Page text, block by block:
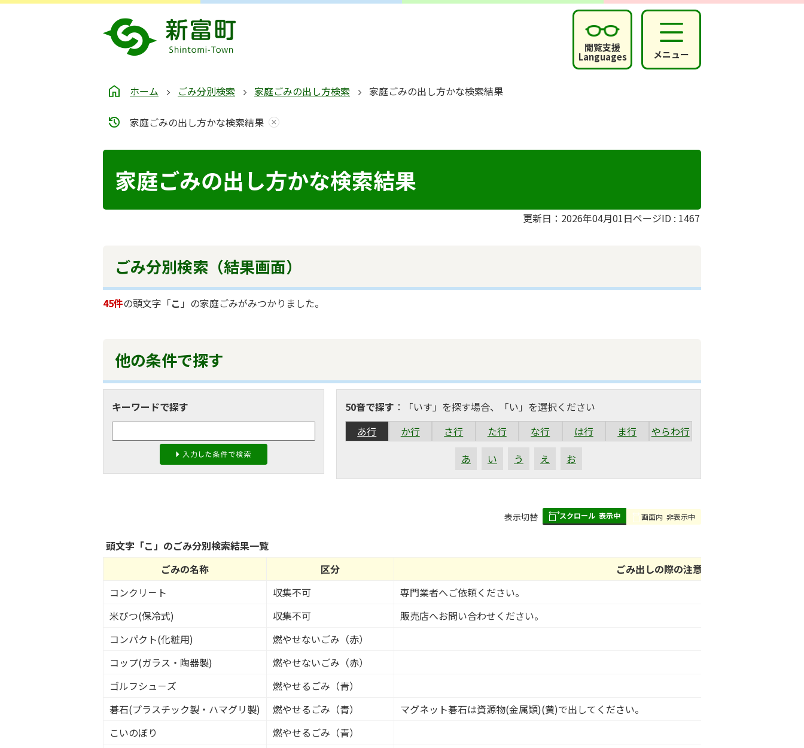
閲覧支援
Languages メニュー
ホーム ごみ分別検索 家庭ごみの出し方検索 家庭ごみの出し方かな検索結果
家庭ごみの出し方かな検索結果
家庭ごみの出し方かな検索結果
更新日：2026年04月01日ページID : 1467
ごみ分別検索 （結果画面）
45件の頭文字「こ 」の家庭ごみがみつかりました。
他の条件で探す
キーワードで探す 50音で探す ：「いす」を探す場合、「い」を選択ください
あ行
か行 さ行 た行 な行 は行 ま行
やらわ行
あ
い う え お
表
表示切替 スクロール 表示中 画面内 非表示中
頭文字「こ」のごみ分別検索結果一覧
ごみの名称
区分
ごみ出しの際の注意事項
コンクリ－ト
収集不可
専門業者へご依頼ください。
米びつ(保冷式)
収集不可
販売店へお問い合わせください。
コンパクト(化粧用)
燃やせないごみ（赤）
コップ(ガラス・陶器製)
燃やせないごみ（赤）
ゴルフシュ－ズ
燃やせるごみ（青）
碁石(プラスチック製・ハマグリ製)
燃やせるごみ（青）
マグネット碁石は資源物(金属類)(黄)で出してください。
こいのぼり
燃やせるごみ（青）